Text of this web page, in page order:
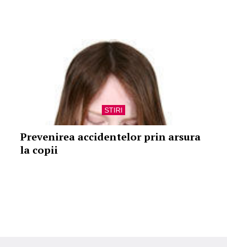
STIRI
Prevenirea accidentelor prin arsura
la copii